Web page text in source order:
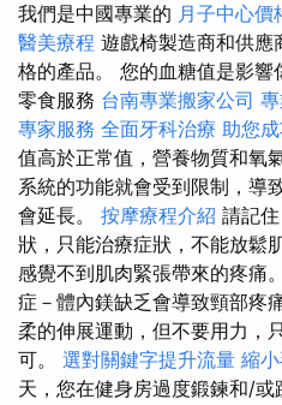
我們是中國專業的 月子中心價
醫美療程 遊戲椅製造商和供應
格的產品。 您的血糖值是影
零食服務 台南專業搬家公司
專家服務 全面牙科治療 助您
值高於正常值，營養物質和氧
系統的功能就會受到限制，導
會延長。 按摩療程介紹 請記
狀，只能治療症狀，不能放鬆
感覺不到肌肉緊張帶來的疼痛。
症－體內鎂缺乏會導致頸部疼
柔的伸展運動，但不要用力，
可。 選對關鍵字提升流量 縮
天，您在健身房過度鍛鍊和/或